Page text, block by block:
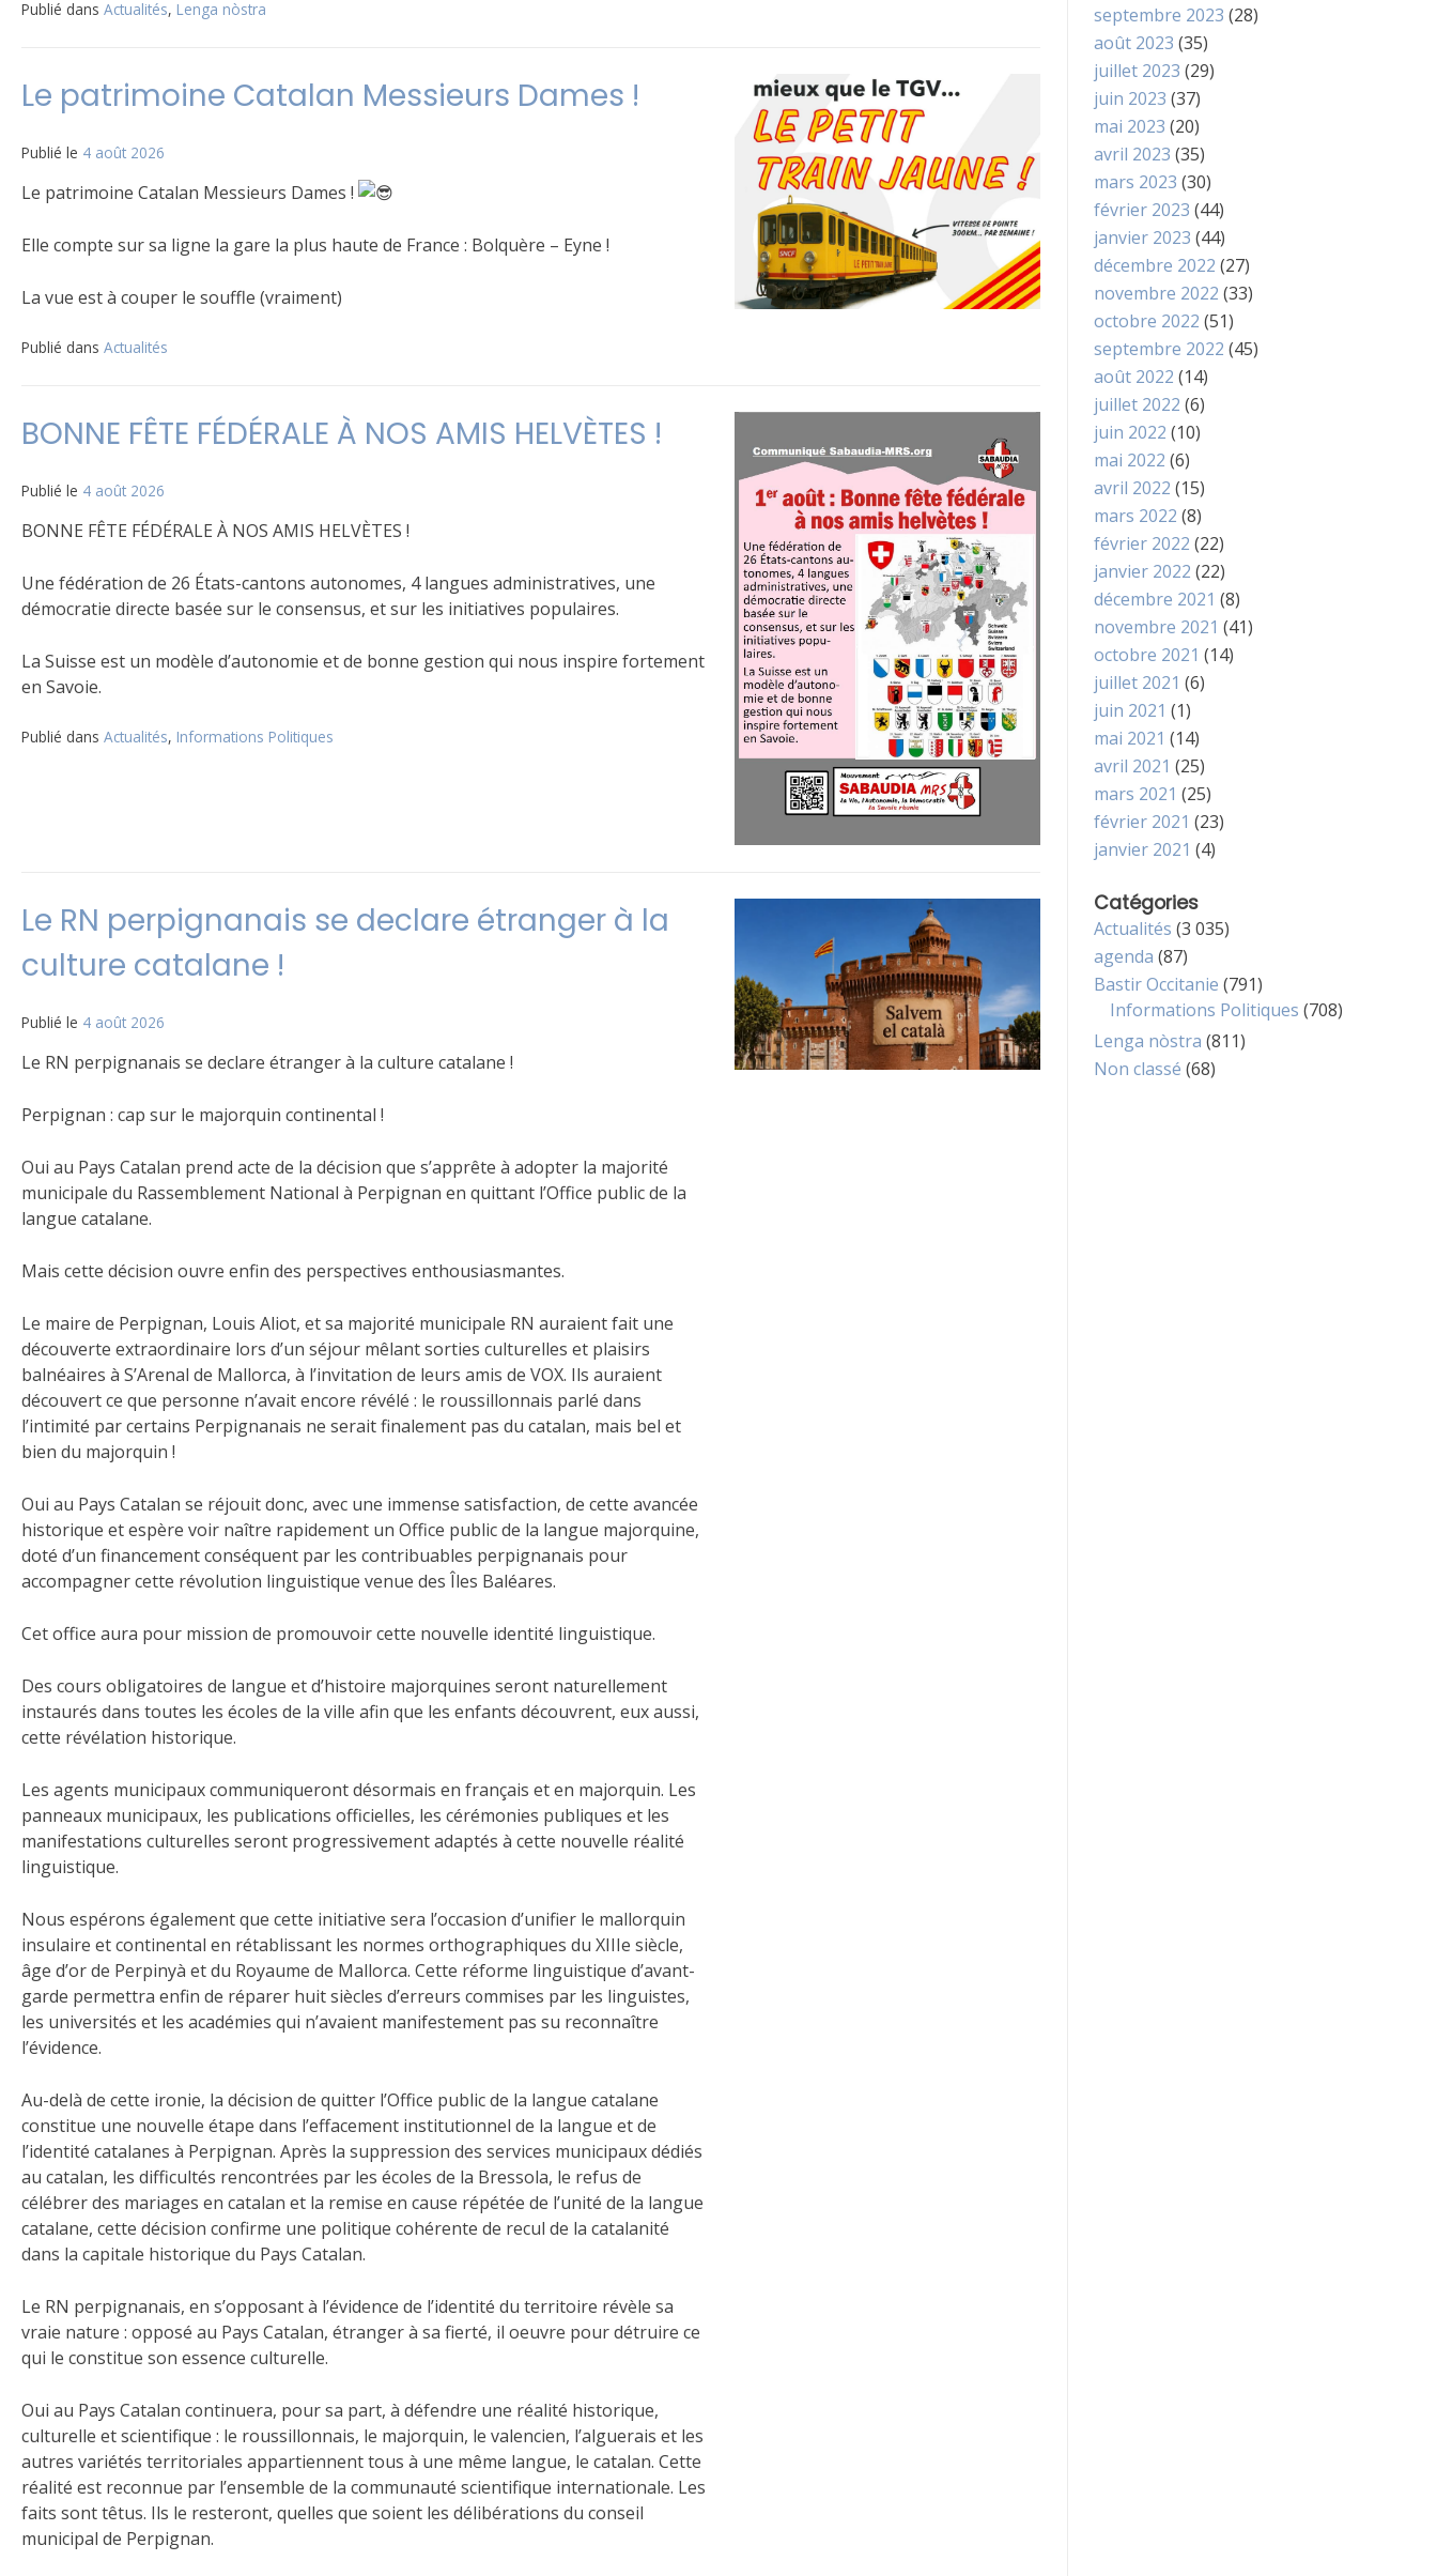
Publié dans Actualités, Lenga nòstra
Le patrimoine Catalan Messieurs Dames !
Publié le 4 août 2026
Le patrimoine Catalan Messieurs Dames !
Elle compte sur sa ligne la gare la plus haute de France : Bolquère – Eyne !
La vue est à couper le souffle (vraiment)
Publié dans Actualités
BONNE FÊTE FÉDÉRALE À NOS AMIS HELVÈTES !
Publié le 4 août 2026
BONNE FÊTE FÉDÉRALE À NOS AMIS HELVÈTES !
Une fédération de 26 États-cantons autonomes, 4 langues administratives, une
démocratie directe basée sur le consensus, et sur les initiatives populaires.
La Suisse est un modèle d’autonomie et de bonne gestion qui nous inspire fortement
en Savoie.
Publié dans Actualités, Informations Politiques
Le RN perpignanais se declare étranger à la
culture catalane !
Publié le 4 août 2026
Le RN perpignanais se declare étranger à la culture catalane !
Perpignan : cap sur le majorquin continental !
Oui au Pays Catalan prend acte de la décision que s’apprête à adopter la majorité
municipale du Rassemblement National à Perpignan en quittant l’Office public de la
langue catalane.
Mais cette décision ouvre enfin des perspectives enthousiasmantes.
Le maire de Perpignan, Louis Aliot, et sa majorité municipale RN auraient fait une
découverte extraordinaire lors d’un séjour mêlant sorties culturelles et plaisirs
balnéaires à S’Arenal de Mallorca, à l’invitation de leurs amis de VOX. Ils auraient
découvert ce que personne n’avait encore révélé : le roussillonnais parlé dans
l’intimité par certains Perpignanais ne serait finalement pas du catalan, mais bel et
bien du majorquin !
Oui au Pays Catalan se réjouit donc, avec une immense satisfaction, de cette avancée
historique et espère voir naître rapidement un Office public de la langue majorquine,
doté d’un financement conséquent par les contribuables perpignanais pour
accompagner cette révolution linguistique venue des Îles Baléares.
Cet office aura pour mission de promouvoir cette nouvelle identité linguistique.
Des cours obligatoires de langue et d’histoire majorquines seront naturellement
instaurés dans toutes les écoles de la ville afin que les enfants découvrent, eux aussi,
cette révélation historique.
Les agents municipaux communiqueront désormais en français et en majorquin. Les
panneaux municipaux, les publications officielles, les cérémonies publiques et les
manifestations culturelles seront progressivement adaptés à cette nouvelle réalité
linguistique.
Nous espérons également que cette initiative sera l’occasion d’unifier le mallorquin
insulaire et continental en rétablissant les normes orthographiques du XIIIe siècle,
âge d’or de Perpinyà et du Royaume de Mallorca. Cette réforme linguistique d’avant-
garde permettra enfin de réparer huit siècles d’erreurs commises par les linguistes,
les universités et les académies qui n’avaient manifestement pas su reconnaître
l’évidence.
Au-delà de cette ironie, la décision de quitter l’Office public de la langue catalane
constitue une nouvelle étape dans l’effacement institutionnel de la langue et de
l’identité catalanes à Perpignan. Après la suppression des services municipaux dédiés
au catalan, les difficultés rencontrées par les écoles de la Bressola, le refus de
célébrer des mariages en catalan et la remise en cause répétée de l’unité de la langue
catalane, cette décision confirme une politique cohérente de recul de la catalanité
dans la capitale historique du Pays Catalan.
Le RN perpignanais, en s’opposant à l’évidence de l’identité du territoire révèle sa
vraie nature : opposé au Pays Catalan, étranger à sa fierté, il oeuvre pour détruire ce
qui le constitue son essence culturelle.
Oui au Pays Catalan continuera, pour sa part, à défendre une réalité historique,
culturelle et scientifique : le roussillonnais, le majorquin, le valencien, l’alguerais et les
autres variétés territoriales appartiennent tous à une même langue, le catalan. Cette
réalité est reconnue par l’ensemble de la communauté scientifique internationale. Les
faits sont têtus. Ils le resteront, quelles que soient les délibérations du conseil
municipal de Perpignan.
septembre 2023 (28)
août 2023 (35)
juillet 2023 (29)
juin 2023 (37)
mai 2023 (20)
avril 2023 (35)
mars 2023 (30)
février 2023 (44)
janvier 2023 (44)
décembre 2022 (27)
novembre 2022 (33)
octobre 2022 (51)
septembre 2022 (45)
août 2022 (14)
juillet 2022 (6)
juin 2022 (10)
mai 2022 (6)
avril 2022 (15)
mars 2022 (8)
février 2022 (22)
janvier 2022 (22)
décembre 2021 (8)
novembre 2021 (41)
octobre 2021 (14)
juillet 2021 (6)
juin 2021 (1)
mai 2021 (14)
avril 2021 (25)
mars 2021 (25)
février 2021 (23)
janvier 2021 (4)
Catégories
Actualités (3 035)
agenda (87)
Bastir Occitanie (791)
Informations Politiques (708)
Lenga nòstra (811)
Non classé (68)